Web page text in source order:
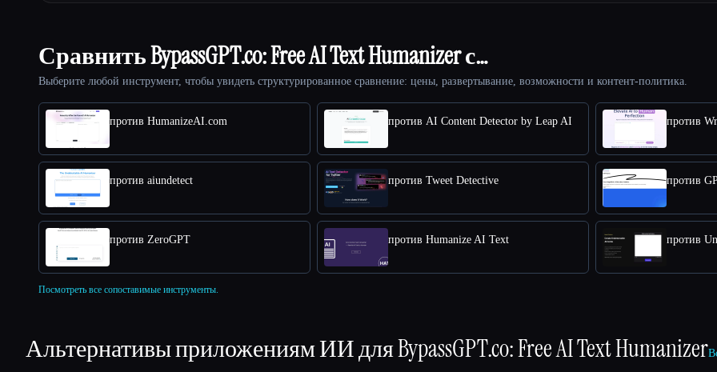
Сравнить BypassGPT.co: Free AI Text Humanizer с…
Выберите любой инструмент, чтобы увидеть структурированное сравнение: цены, развертывание, возможности и контент-политика.
против HumanizeAI.com против AI Content Detector by Leap AI против
против aiundetect против Tweet Detective против
против ZeroGPT против Humanize AI Text против
Посмотреть все сопоставимые инструменты.
Альтернативы приложениям ИИ дляBypassGPT.co: Free AI Text Humanizer